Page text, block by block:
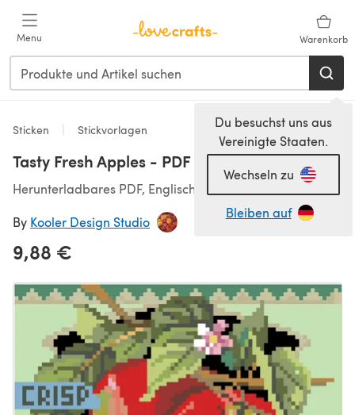
Menu Warenkorb
Du besuchst uns aus
Vereinigte Staaten.
Wechseln zu
Bleiben auf
Sticken Stickvorlagen
Tasty Fresh Apples - PDF
Herunterladbares PDF, Englisch
By Kooler Design Studio
9,88 €